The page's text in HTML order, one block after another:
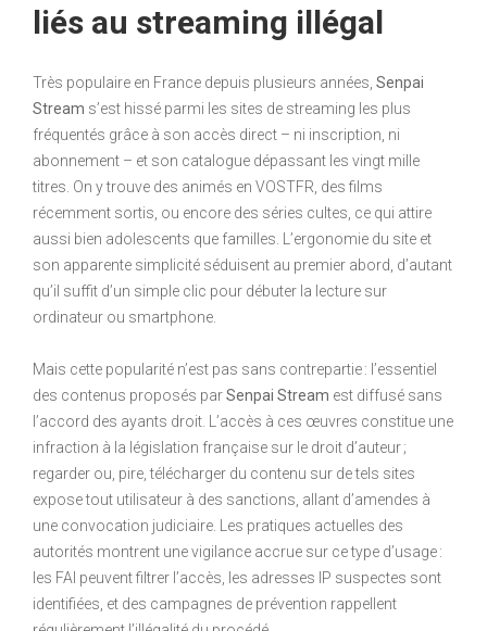
liés au streaming illégal
Très populaire en France depuis plusieurs années, Senpai
Stream s’est hissé parmi les sites de streaming les plus
fréquentés grâce à son accès direct – ni inscription, ni
abonnement – et son catalogue dépassant les vingt mille
titres. On y trouve des animés en VOSTFR, des films
récemment sortis, ou encore des séries cultes, ce qui attire
aussi bien adolescents que familles. L’ergonomie du site et
son apparente simplicité séduisent au premier abord, d’autant
qu’il suffit d’un simple clic pour débuter la lecture sur
ordinateur ou smartphone.
Mais cette popularité n’est pas sans contrepartie : l’essentiel
des contenus proposés parSenpai Stream est diffusé sans
l’accord des ayants droit. L’accès à ces œuvres constitue une
infraction à la législation française sur le droit d’auteur ;
regarder ou, pire, télécharger du contenu sur de tels sites
expose tout utilisateur à des sanctions, allant d’amendes à
une convocation judiciaire. Les pratiques actuelles des
autorités montrent une vigilance accrue sur ce type d’usage :
les FAI peuvent filtrer l’accès, les adresses IP suspectes sont
identifiées, et des campagnes de prévention rappellent